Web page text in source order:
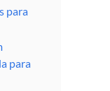
para
para